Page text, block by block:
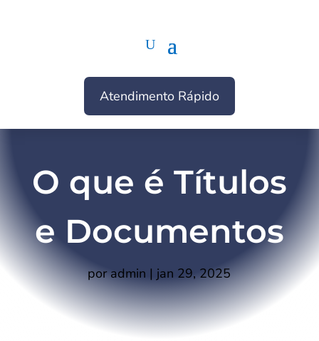
Atendimento Rápido
O que é Títulos
e Documentos
poradmin | jan 29, 2025